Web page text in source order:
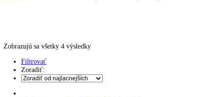
Kavovary pakove
Kávy
Uncategorized
Úvod